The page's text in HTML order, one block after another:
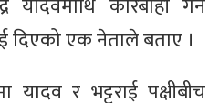
कारबाही गर्ने
दिएको एक नेताले बताए ।
र भट्टराई पक्षीबीच